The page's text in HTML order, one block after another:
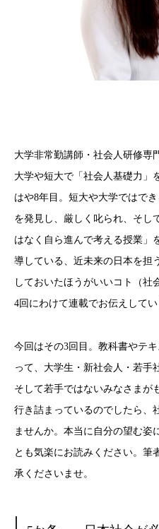
大学非常勤講師・社会人研修
大学や短大で「社会人基礎力」
はや8年目。短大や大学ではで
を発見し、厳しく叱られ、そし
はなく自ら進んで考える授業」
導している、近未来の日本を担
しておいたほうがいいコト（社
4回にわけて連載でお伝えしてい
今回はその3回目。教科書やテ
って、大学生・新社会人・若手
そして若手ではないみなさまが
行き詰まっているのでしたら、
ませんか。本当に自分の望む姿
とも気楽にお読みください。筆
承くださいませ。